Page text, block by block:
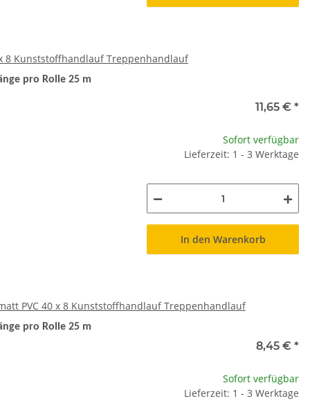
8 Kunststoffhandlauf Treppenhandlauf
pro Rolle 25 m
11,65 € *
Sofort verfügbar
Lieferzeit: 1 - 3 Werktage
In den Warenkorb
PVC 40 x 8 Kunststoffhandlauf Treppenhandlauf
pro Rolle 25 m
8,45 € *
Sofort verfügbar
Lieferzeit: 1 - 3 Werktage